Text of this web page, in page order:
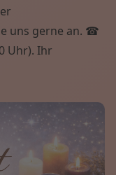
uns gerne an. ☎
Uhr). Ihr